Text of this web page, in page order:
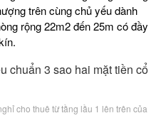
trên cùng chủ yếu dành
rộng 22m2 đến 25m có đầy
cho thuê từ tầng lầu 1 lên trên của